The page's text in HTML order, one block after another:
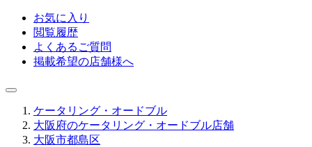
お気に入り
閲覧履歴
よくあるご質問
掲載希望の店舗様へ
ケータリング・オードブル
大阪府のケータリング・オードブル店舗
大阪市都島区